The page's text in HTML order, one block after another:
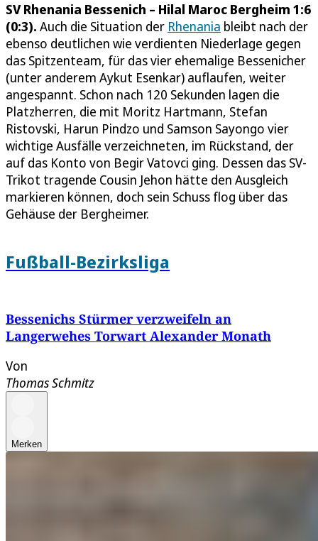
SV Rhenania Bessenich – Hilal Maroc Bergheim 1:6
(0:3). Auch die Situation der Rhenania bleibt nach der
ebenso deutlichen wie verdienten Niederlage gegen
das Spitzenteam, für das vier ehemalige Bessenicher
(unter anderem Aykut Esenkar) auflaufen, weiter
angespannt. Schon nach 120 Sekunden lagen die
Platzherren, die mit Moritz Hartmann, Stefan
Ristovski, Harun Pindzo und Samson Sayongo vier
wichtige Ausfälle verzeichneten, im Rückstand, der
auf das Konto von Begir Vatovci ging. Dessen das SV-
Trikot tragende Cousin Jehon hätte den Ausgleich
markieren können, doch sein Schuss flog über das
Gehäuse der Bergheimer.
Fußball-Bezirksliga
Bessenichs Stürmer verzweifeln an
Langerwehes Torwart Alexander Monath
Von
Thomas Schmitz
Merken